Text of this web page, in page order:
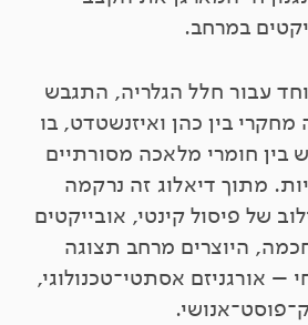
במרחב.
עבור חלל הגלריה, התגבש
בין כהן ואיזנשטדט, בו
חומרי מלאכה מסורתיים
מתוך דיאלוג זה נרקמה
של פיסול קינטי, אובייקטים
היוצרים מרחב תצוגה
– אורגניזם אסתטי־טכנולוגי,